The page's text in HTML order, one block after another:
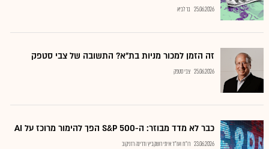
25.06.2026 בר לביא
זה הזמן למכור מניות בת"א? התשובה של צבי סטפק
25.06.2026 צבי סטפק
כבר לא מדד מבוזר: ה-S&P 500 הפך להימור מרוכז על AI
23.06.2026 רו"ח ועו"ד איתי רושקביץ ודרינה רזניקוב